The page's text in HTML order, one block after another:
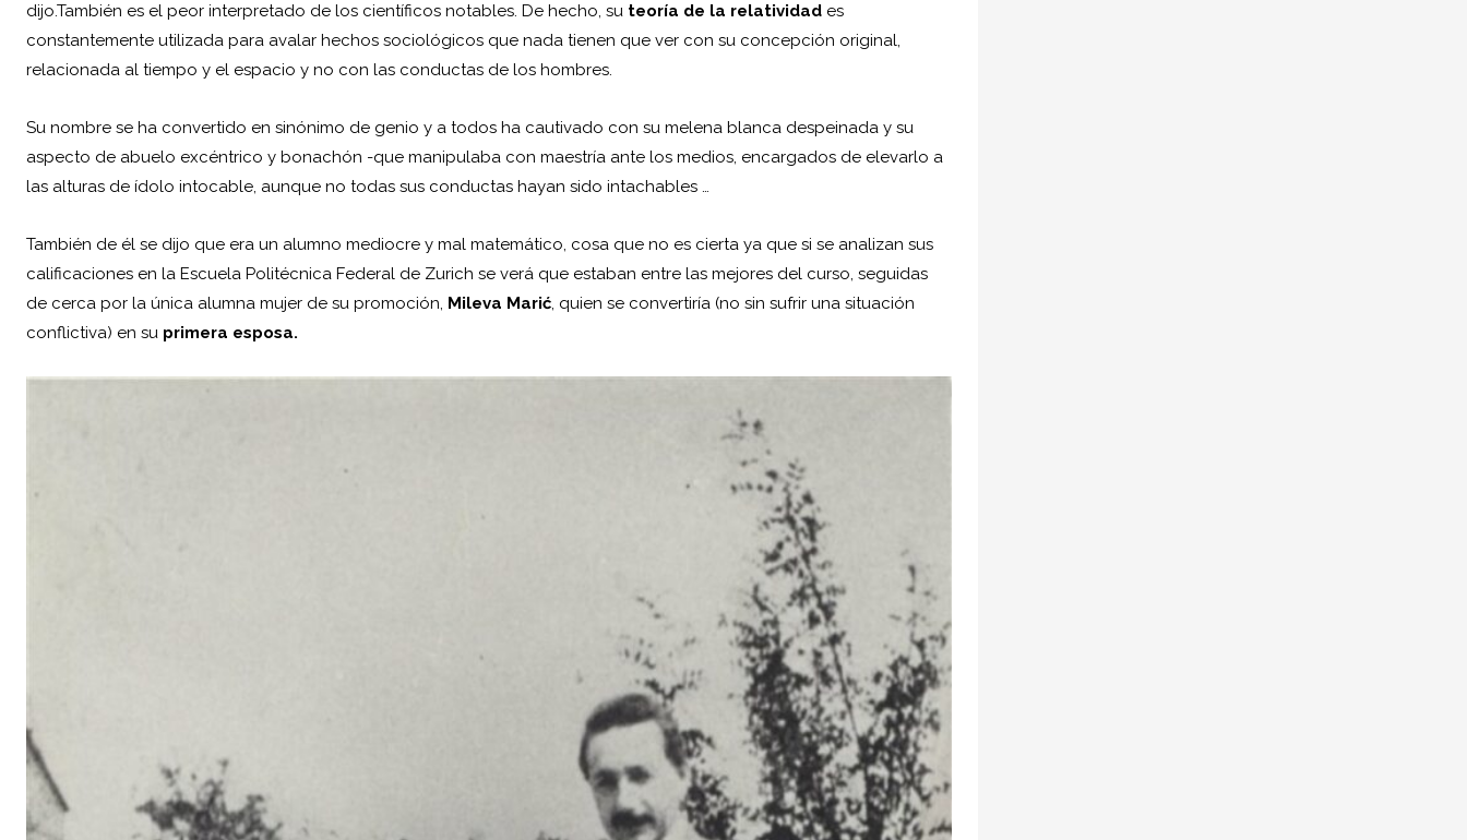
dijo.También es el peor interpretado de los científicos notables. De hecho, su teoría de la relatividad es
constantemente utilizada para avalar hechos sociológicos que nada tienen que ver con su concepción original,
relacionada al tiempo y el espacio y no con las conductas de los hombres.
Su nombre se ha convertido en sinónimo de genio y a todos ha cautivado con su melena blanca despeinada y su
aspecto de abuelo excéntrico y bonachón -que manipulaba con maestría ante los medios, encargados de elevarlo a
las alturas de ídolo intocable, aunque no todas sus conductas hayan sido intachables …
También de él se dijo que era un alumno mediocre y mal matemático, cosa que no es cierta ya que si se analizan sus
calificaciones en la Escuela Politécnica Federal de Zurich se verá que estaban entre las mejores del curso, seguidas
de cerca por la única alumna mujer de su promoción, Mileva Marić, quien se convertiría (no sin sufrir una situación
conflictiva) en su primera esposa.